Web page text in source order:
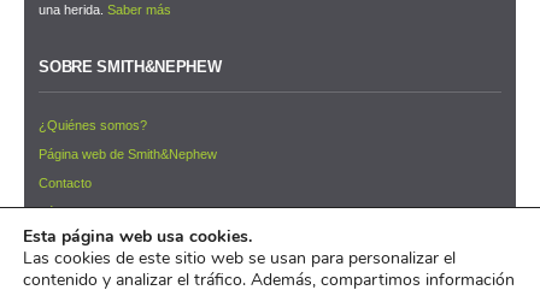
una herida.Saber más
SOBRE SMITH&NEPHEW
¿Quiénes somos?
Página web de Smith&Nephew
Contacto
Términos y condiciones de uso
NEWSLETTER ¡Suscríbete ahora!
Esta página web usa cookies.
Las cookies de este sitio web se usan para personalizar el
contenido y analizar el tráfico. Además, compartimos información